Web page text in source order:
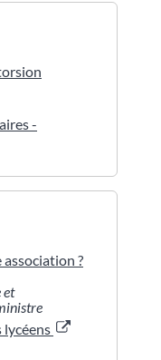
-
?
et
lycéens